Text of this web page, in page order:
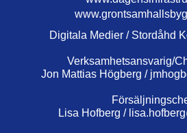
Digitala Medier / Stordåhd
Verksamhetsansvarig/
Jon Mattias Högberg /
Lisa Hofberg /